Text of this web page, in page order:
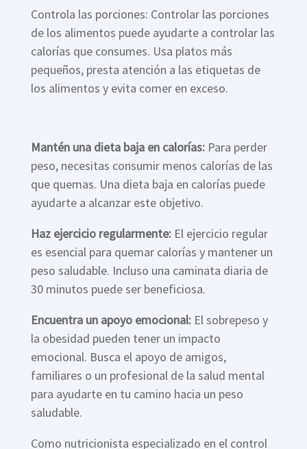
Controla las porciones: Controlar las porciones
de los alimentos puede ayudarte a controlar las
calorías que consumes. Usa platos más
pequeños, presta atención a las etiquetas de
los alimentos y evita comer en exceso.
Mantén una dieta baja en calorías:Para perder
peso, necesitas consumir menos calorías de las
que quemas. Una dieta baja en calorías puede
ayudarte a alcanzar este objetivo.
Haz ejercicio regularmente:El ejercicio regular
es esencial para quemar calorías y mantener un
peso saludable. Incluso una caminata diaria de
30 minutos puede ser beneficiosa.
Encuentra un apoyo emocional:El sobrepeso y
la obesidad pueden tener un impacto
emocional. Busca el apoyo de amigos,
familiares o un profesional de la salud mental
para ayudarte en tu camino hacia un peso
saludable.
Como nutricionista especializado en el control